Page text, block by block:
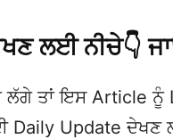
ਲਈ ਨੀਚੇ👇
ਲੱਗੇ ਤਾਂ ਇਸ Article ਨੂੰ
Daily Update